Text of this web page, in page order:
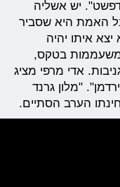
יש אשליה
האמת היא שסביר
איתו יהיה
משעממות בטקס,
אדי מרפי מציג
"מלון גרנד
הערב הסתיים.